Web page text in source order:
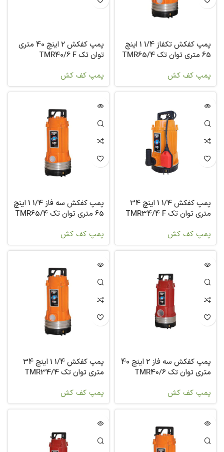
پمپ کفکش تکفاز 1/4 1 اینچ
65 متری توان تک TMR65/4
پمپ کف کش
پمپ کفکش 2 اینچ 40 متری
توان تک TMR40/6 F
پمپ کف کش
پمپ کفکش 1/4 1 اینچ 34
متری توان تک TMR34/4 F
پمپ کف کش
پمپ کفکش سه فاز 1/4 1 اینچ
65 متری توان تک TMR65/4
پمپ کف کش
پمپ کفکش سه فاز 2 اینچ 40
متری توان تک TMR40/6
پمپ کف کش
پمپ کفکش 1/4 1 اینچ 34
متری توان تک TMR34/4
پمپ کف کش